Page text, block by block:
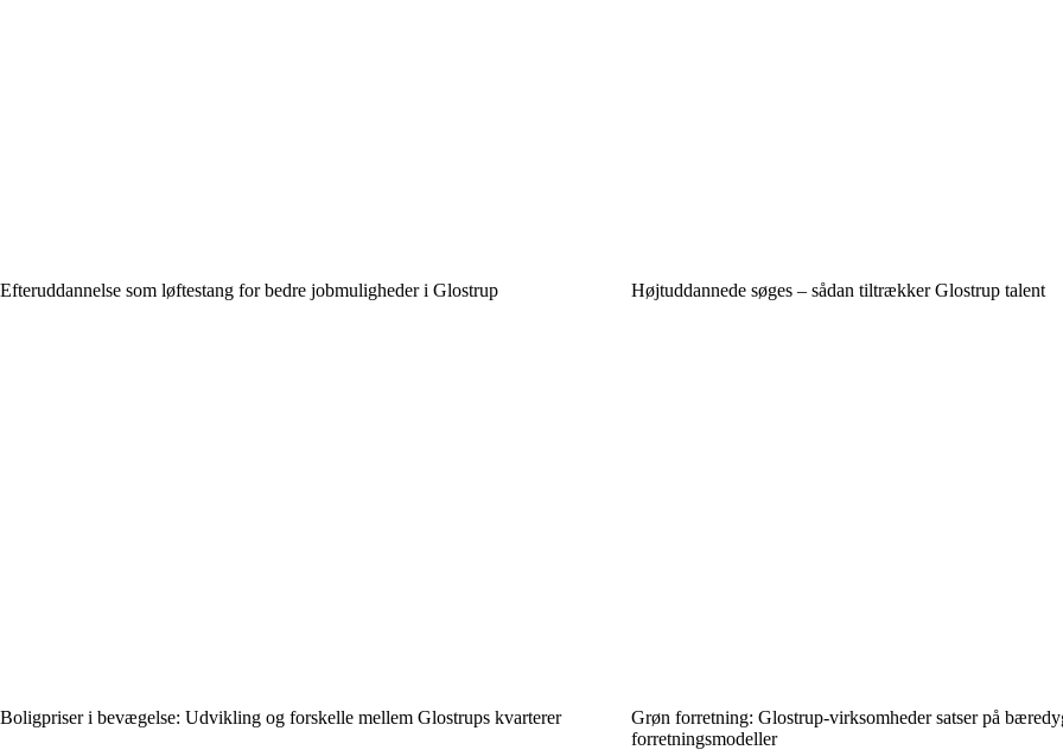
Efteruddannelse som løftestang for bedre jobmuligheder i Glostrup Højtuddannede søges – sådan tiltrækker Glostrup talent
Boligpriser i bevægelse: Udvikling og forskelle mellem Glostrups kvarterer
Grøn forretning: Glostrup-virksomheder satser på
forretningsmodeller